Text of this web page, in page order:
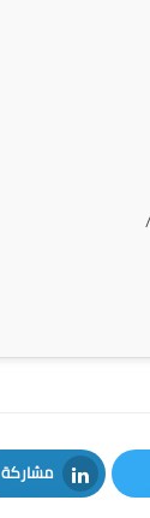
مشاركة
LinkedIn